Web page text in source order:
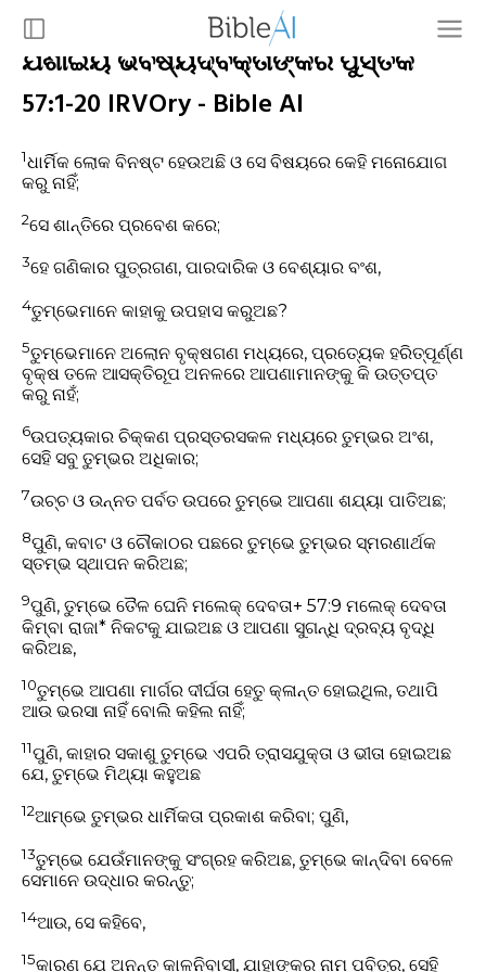
ଯିଶାଇୟ ଭବିଷ୍ୟଦ୍ବକ୍ତାଙ୍କର ପୁସ୍ତକ
57:1-20 IRVOry - Bible AI
1ଧାର୍ମିକ ଲୋକ ବିନଷ୍ଟ ହେଉଅଛି ଓ ସେ ବିଷୟରେ କେହି ମନୋଯୋଗ
କରୁ ନାହିଁ;
2ସେ ଶାନ୍ତିରେ ପ୍ରବେଶ କରେ;
3ହେ ଗଣିକାର ପୁତ୍ରଗଣ, ପାରଦାରିକ ଓ ବେଶ୍ୟାର ବଂଶ,
4ତୁମ୍ଭେମାନେ କାହାକୁ ଉପହାସ କରୁଅଛ?
5ତୁମ୍ଭେମାନେ ଅଲୋନ ବୃକ୍ଷଗଣ ମଧ୍ୟରେ, ପ୍ରତ୍ୟେକ ହରିତ୍‍ପୂର୍ଣ୍ଣ
ବୃକ୍ଷ ତଳେ ଆସକ୍ତିରୂପ ଅନଳରେ ଆପଣାମାନଙ୍କୁ କି ଉତ୍ତପ୍ତ
କରୁ ନାହଁ;
6ଉପତ୍ୟକାର ଚିକ୍କଣ ପ୍ରସ୍ତରସକଳ ମଧ୍ୟରେ ତୁମ୍ଭର ଅଂଶ,
ସେହି ସବୁ ତୁମ୍ଭର ଅଧିକାର;
7ଉଚ୍ଚ ଓ ଉନ୍ନତ ପର୍ବତ ଉପରେ ତୁମ୍ଭେ ଆପଣା ଶଯ୍ୟା ପାତିଅଛ;
8ପୁଣି, କବାଟ ଓ ଚୌକାଠର ପଛରେ ତୁମ୍ଭେ ତୁମ୍ଭର ସ୍ମରଣାର୍ଥକ
ସ୍ତମ୍ଭ ସ୍ଥାପନ କରିଅଛ;
9ପୁଣି, ତୁମ୍ଭେ ତୈଳ ଘେନି ମଲେକ୍ ଦେବତା+ 57:9 ମଲେକ୍ ଦେବତା
କିମ୍ବା ରାଜା* ନିକଟକୁ ଯାଇଅଛ ଓ ଆପଣା ସୁଗନ୍ଧି ଦ୍ରବ୍ୟ ବୃଦ୍ଧି
କରିଅଛ,
10ତୁମ୍ଭେ ଆପଣା ମାର୍ଗର ଦୀର୍ଘତା ହେତୁ କ୍ଳାନ୍ତ ହୋଇଥିଲ, ତଥାପି
ଆଉ ଭରସା ନାହିଁ ବୋଲି କହିଲ ନାହିଁ;
11ପୁଣି, କାହାର ସକାଶୁ ତୁମ୍ଭେ ଏପରି ତ୍ରାସଯୁକ୍ତା ଓ ଭୀତା ହୋଇଅଛ
ଯେ, ତୁମ୍ଭେ ମିଥ୍ୟା କହୁଅଛ
12ଆମ୍ଭେ ତୁମ୍ଭର ଧାର୍ମିକତା ପ୍ରକାଶ କରିବା; ପୁଣି,
13ତୁମ୍ଭେ ଯେଉଁମାନଙ୍କୁ ସଂଗ୍ରହ କରିଅଛ, ତୁମ୍ଭେ କାନ୍ଦିବା ବେଳେ
ସେମାନେ ଉଦ୍ଧାର କରନ୍ତୁ;
14ଆଉ, ସେ କହିବେ,
15କାରଣ ଯେ ଅନନ୍ତ କାଳନିବାସୀ, ଯାହାଙ୍କର ନାମ ପବିତ୍ର, ସେହି